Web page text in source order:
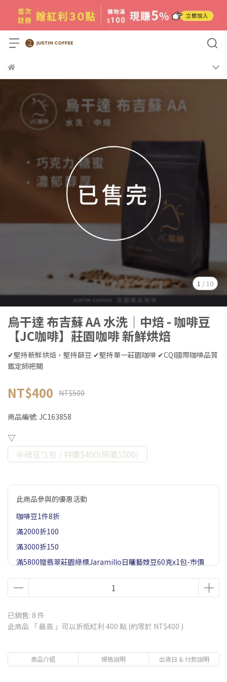
1 /10
烏干達 布吉蘇 AA 水洗│中焙 - 咖啡豆
【JC咖啡】莊園咖啡 新鮮烘焙
✔堅持新鮮烘焙，堅持篩豆 ✔堅持單一莊園咖啡 ✔CQI國際咖啡品質
鑑定師把關
NT$400 NT$500
商品編號: JC163858
▽
半磅豆*1包 / 特價$400(原價$500)
此商品參與的優惠活動
咖啡豆1件8折
滿2000折100
滿3000折150
滿5800贈翡翠莊園綠標Jaramillo日曬藝妓豆60克x1包-市價
滿1500贈藝妓村藝妓or飛雀藝妓濾掛x1包(隨機)-市價$85
滿3800贈翡翠莊園紅標藝妓豆20克x1包(水洗/日曬隨機)市價
約$750
已銷售: 8 件
此商品 「 最高 」可以折抵紅利 400 點 (約等於 NT$400 )
商品介紹 規格說明 出貨日 & 付款說明